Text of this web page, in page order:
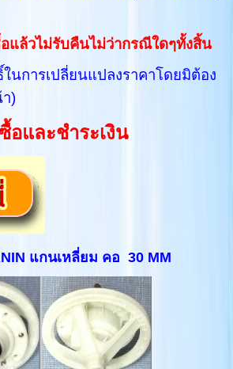
แล้วไม่รับคืนไม่ว่ากรณีใดๆทั้งสิ้น
นการเปลี่ยนแปลงราคาโดยมิต้อง
)
และชำระเงิน
แกนเหลี่ยม คอ 30 MM